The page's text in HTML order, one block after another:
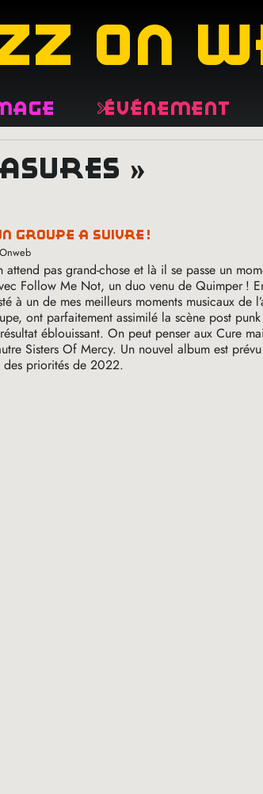
on
Événement
»
groupe à suivre !
attend pas grand-chose et là il se passe un
Follow Me Not, un duo venu de Quimper !
à un de mes meilleurs moments musicaux de
ont parfaitement assimilé la scène post
éblouissant. On peut penser aux Cure
Sisters Of Mercy. Un nouvel album est
des priorités de 2022.